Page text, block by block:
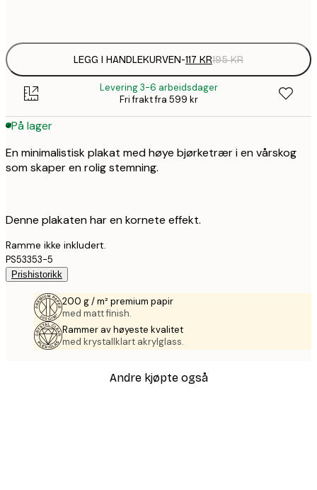
LEGG I HANDLEKURVEN-117 KR195 KR
Levering 3-6 arbeidsdager
Fri frakt fra 599 kr
På lager
En minimalistisk plakat med høye bjørketrær i en vårskog
som skaper en rolig stemning.
Denne plakaten har en kornete effekt.
Ramme ikke inkludert.
PS53353-5
Prishistorikk
200 g / m² premium papir
med matt finish.
Rammer av høyeste kvalitet
med krystallklart akrylglass.
Andre kjøpte også